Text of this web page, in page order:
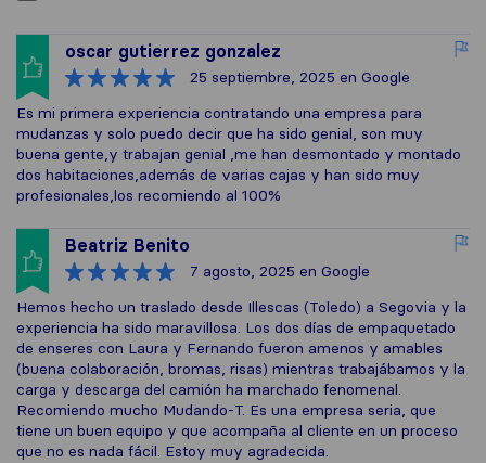
oscar gutierrez gonzalez
25 septiembre, 2025 en Google
Es mi primera experiencia contratando una empresa para
mudanzas y solo puedo decir que ha sido genial, son muy
buena gente,y trabajan genial ,me han desmontado y montado
dos habitaciones,además de varias cajas y han sido muy
profesionales,los recomiendo al 100%
Beatriz Benito
7 agosto, 2025 en Google
Hemos hecho un traslado desde Illescas (Toledo) a Segovia y la
experiencia ha sido maravillosa. Los dos días de empaquetado
de enseres con Laura y Fernando fueron amenos y amables
(buena colaboración, bromas, risas) mientras trabajábamos y la
carga y descarga del camión ha marchado fenomenal.
Recomiendo mucho Mudando-T. Es una empresa seria, que
tiene un buen equipo y que acompaña al cliente en un proceso
que no es nada fácil. Estoy muy agradecida.